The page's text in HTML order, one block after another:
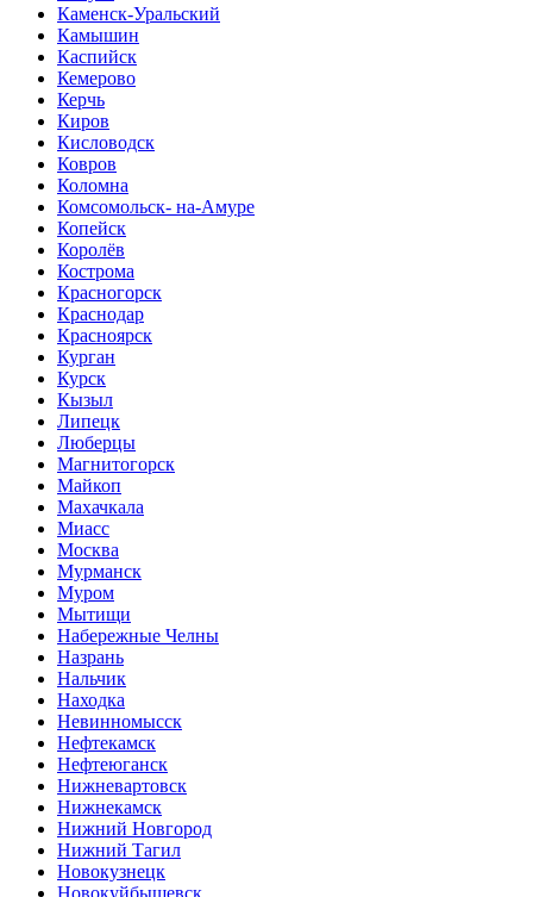
Каменск-Уральский
Камышин
Каспийск
Кемерово
Керчь
Киров
Кисловодск
Ковров
Коломна
Комсомольск- на-Амуре
Копейск
Королёв
Кострома
Красногорск
Краснодар
Красноярск
Курган
Курск
Кызыл
Липецк
Люберцы
Магнитогорск
Майкоп
Махачкала
Миасс
Москва
Мурманск
Муром
Мытищи
Набережные Челны
Назрань
Нальчик
Находка
Невинномысск
Нефтекамск
Нефтеюганск
Нижневартовск
Нижнекамск
Нижний Новгород
Нижний Тагил
Новокузнецк